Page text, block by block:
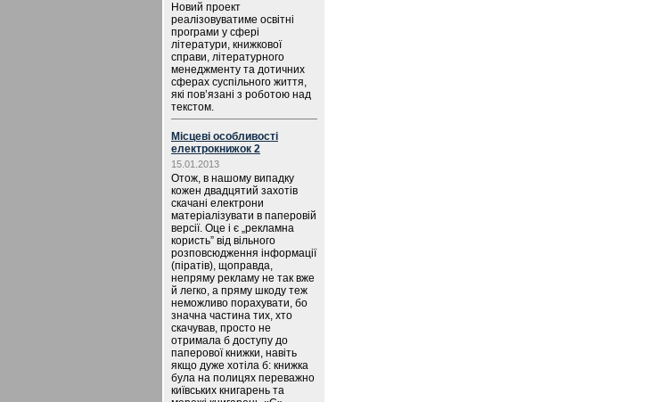
Новий проект
реалізовуватиме освітні
програми у сфері
літератури, книжкової
справи, літературного
менеджменту та дотичних
сферах суспільного життя,
які пов’язані з роботою над
текстом.
Місцеві особливості
електрокнижок 2
15.01.2013
Отож, в нашому випадку
кожен двадцятий захотів
скачані електрони
матеріалізувати в паперовій
версії. Оце і є „рекламна
користь” від вільного
розповсюдження інформації
(піратів), щоправда,
непряму рекламу не так вже
й легко, а пряму шкоду теж
неможливо порахувати, бо
значна частина тих, хто
скачував, просто не
отримала б доступу до
паперової книжки, навіть
якщо дуже хотіла б: книжка
була на полицях переважно
київських книгарень та